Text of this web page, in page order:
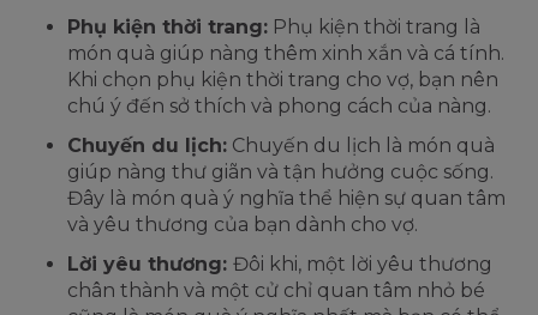
Phụ kiện thời trang: Phụ kiện thời trang là
món quà giúp nàng thêm xinh xắn và cá tính.
Khi chọn phụ kiện thời trang cho vợ, bạn nên
chú ý đến sở thích và phong cách của nàng.
Chuyến du lịch: Chuyến du lịch là món quà
giúp nàng thư giãn và tận hưởng cuộc sống.
Đây là món quà ý nghĩa thể hiện sự quan tâm
và yêu thương của bạn dành cho vợ.
Lời yêu thương: Đôi khi, một lời yêu thương
chân thành và một cử chỉ quan tâm nhỏ bé